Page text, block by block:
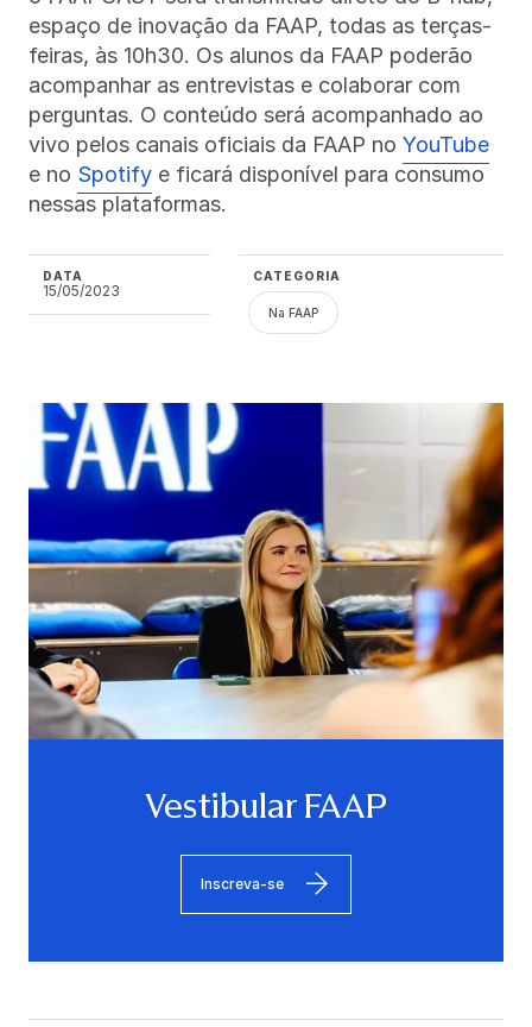
espaço de inovação da FAAP, todas as terças-
feiras, às 10h30. Os alunos da FAAP poderão
acompanhar as entrevistas e colaborar com
perguntas. O conteúdo será acompanhado ao
vivo pelos canais oficiais da FAAP no YouTube
e no Spotify e ficará disponível para consumo
nessas plataformas.
DATA
15/05/2023
CATEGORIA
Na FAAP
Vestibular FAAP
Inscreva-se